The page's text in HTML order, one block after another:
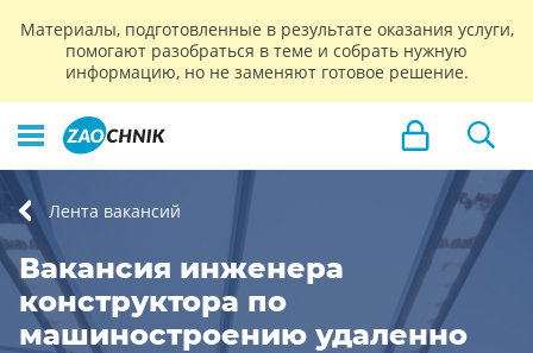
Материалы, подготовленные в результате оказания услуги,
помогают разобраться в теме и собрать нужную
информацию, но не заменяют готовое решение.
Лента вакансий
Вакансия инженера
конструктора по
машиностроению удаленно